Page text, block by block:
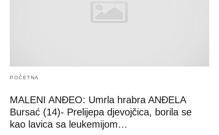
POČETNA
MALENI ANĐEO: Umrla hrabra ANĐELA
Bursać (14)- Prelijepa djevojčica, borila se
kao lavica sa leukemijom…